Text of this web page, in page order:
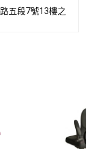
五段7號13樓之